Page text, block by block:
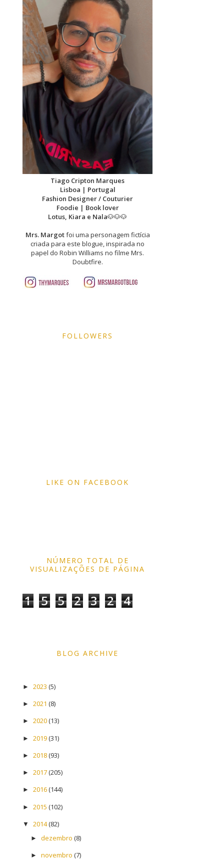
Tiago Cripton Marques
Lisboa | Portugal
Fashion Designer / Couturier
Foodie | Book lover
Lotus, Kiara e Nala🐶🐶🐶
Mrs. Margotfoi uma personagem fictícia
criada para este blogue, inspirada no
papel do Robin Williams no filme Mrs.
Doubtfire.
FOLLOWERS
LIKE ON FACEBOOK
NÚMERO TOTAL DE
VISUALIZAÇÕES DE PÁGINA
1 5 5 2 3 2 4
BLOG ARCHIVE
► 2023 (5)
► 2021 (8)
► 2020(13)
► 2019(31)
► 2018(93)
► 2017(205)
► 2016(144)
► 2015 (102)
▼ 2014(82)
► dezembro (8)
► novembro (7)